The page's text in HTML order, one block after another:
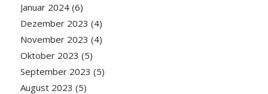
Januar 2024(6)
Dezember 2023 (4)
November 2023 (4)
Oktober 2023 (5)
September 2023 (5)
August 2023 (5)